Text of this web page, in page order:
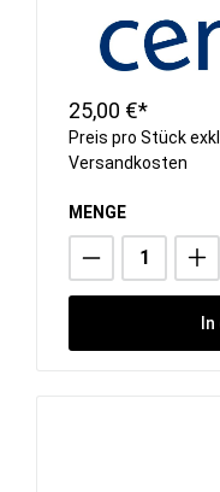
25,00 €*
Preis pro Stück
Versandkosten
MENGE